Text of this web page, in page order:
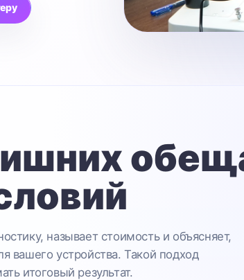
называет стоимость и объясняет,
вашего устройства. Такой подход
итоговый результат.